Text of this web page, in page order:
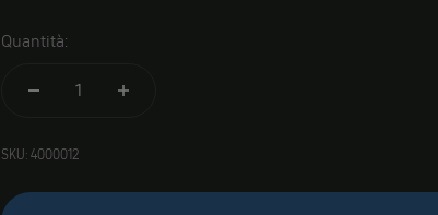
Quantità:
SKU: 4000012